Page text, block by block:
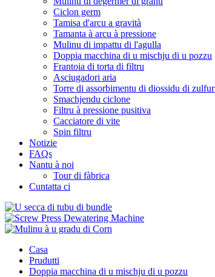
Ciclon germ
Tamisa d'arcu a gravità
Tamanta à arcu à pressione
Mulinu di impattu di l'agulla
Doppia macchina di u mischju di u pozzu
Frantoia di torta di filtru
Asciugadori aria
Torre di assorbimentu di diossidu di
Smachjendu ciclone
Filtru à pressione pusitiva
Cacciatore di vite
Spin filtru
Notizie
FAQs
Nantu à noi
Tour di fàbrica
Cuntatta ci
Casa
Prudutti
Doppia macchina di u mischju di u pozzu